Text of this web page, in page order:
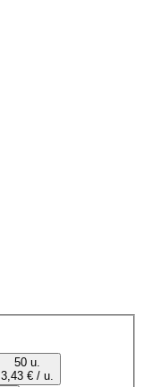
50 u.
3,43 € / u.